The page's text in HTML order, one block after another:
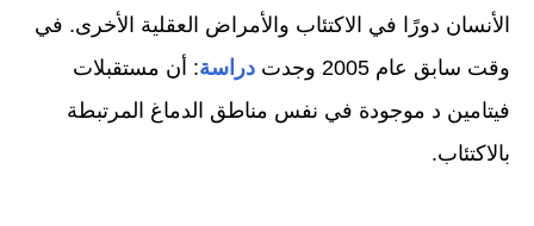
الأنسان دورًا في الاكتئاب والأمراض العقلية الأخرى. في
وقت سابق عام 2005 وجدت
دراسة: أن مستقبلات
فيتامين د موجودة في نفس مناطق الدماغ المرتبطة
بالاكتئاب.